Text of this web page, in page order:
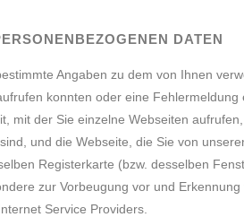
DATEN
Angaben zu dem von Ihnen
konnten oder eine
mit der Sie einzelne Webseiten
und die Webseite, die Sie von
Registerkarte (bzw. desselben
zur Vorbeugung vor und
Service Providers.